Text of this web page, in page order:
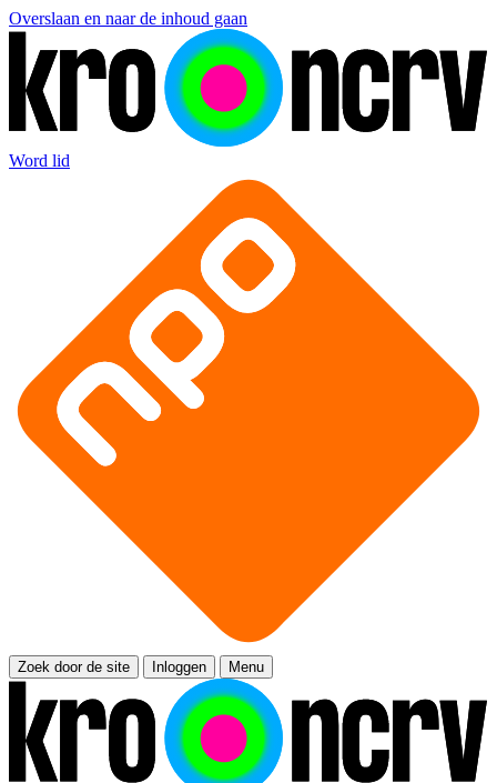
Overslaan en naar de inhoud gaan
Word lid
Zoek door de site Inloggen Menu